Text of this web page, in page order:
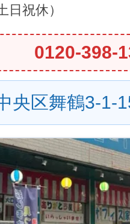
日祝休）
0120-398-
央区舞鶴3-1-